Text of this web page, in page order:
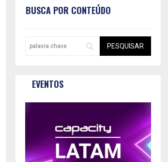
BUSCA POR CONTEÚDO
EVENTOS